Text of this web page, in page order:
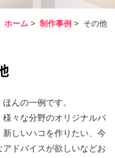
ホーム> 制作事例 > その他
んの一例です。
々な分野のオリジナルパ
しいハコを作りたい、今
ドバイスが欲しいなどお